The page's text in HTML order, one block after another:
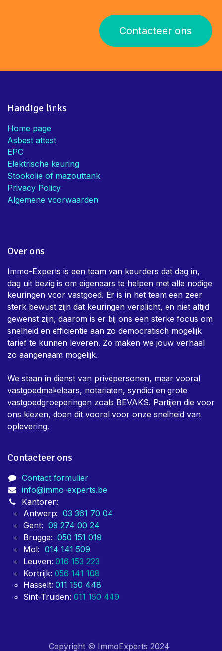
Contacteer ons
Handige links
Home page
Asbest attest
EPC
Elektrische keuring
Stookolie of mazouttank
Privacy Policy
Algemene voorwaarden
Over ons
Immo-Experts is een team van keurders dat dag in,
dag uit bezig is om eigenaars te helpen met alle nodige
keuringen voor vastgoed. Er is in het team een zeer
sterk bewust zijn dat keuringen verplicht, en niet altijd
gewenst zijn, daarom is er bij ons een sterke focus om
snelheid en efficientie aan zo democratisch mogelijk
tarief te kunnen leveren. Zo maken we jouw verhaal
zo aangenaam mogelijk.
We staan in dienst van privépersonen, maar vooral
vastgoedmakelaars, notariaten, syndici en grote
vastgoedgroeperingen zoals BEVAKS. Partijen die voor
ons kiezen, doen dit vooral voor onze snelheid van
oplevering.
Contacteer ons
Contact formulier
info@immo-experts.be
Kantoren:
Antwerp: 03 361 70 04
Gent: 09 274 00 24
Brugge: 050 151 019
Mol: 014 141 509
Leuven: 016 153 223
Kortrijk: 056 141 108
Hasselt: 011 150 448
Sint-Truiden: 011 150 449
Copyright © ImmoExperts 2024